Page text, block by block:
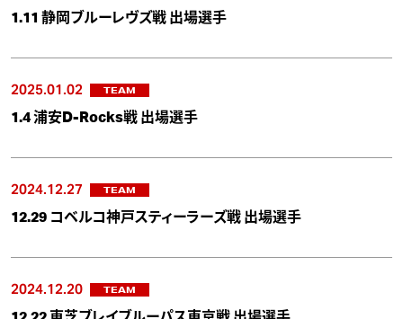
1.11 静岡ブルーレヴズ戦 出場選手
2025.01.02 TEAM
1.4 浦安D-Rocks戦 出場選手
2024.12.27 TEAM
12.29 コベルコ神戸スティーラーズ戦 出場選手
2024.12.20 TEAM